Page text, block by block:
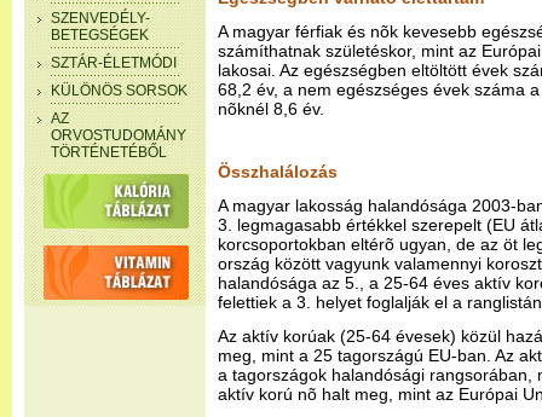
SZENVEDÉLY-
BETEGSÉGEK
SZTÁR-ÉLETMÓDI
KÜLÖNÖS SORSOK
AZ
ORVOSTUDOMÁNY
TÖRTÉNETÉBŐL
A magyar férfiak és nõk kevesebb
számíthatnak születéskor, mint az
lakosai. Az egészségben eltöltött évek
68,2 év, a nem egészséges évek száma
nõknél 8,6 év.
Összhalálozás
A magyar lakosság halandósága 2003-
3. legmagasabb értékkel szerepelt (EU
korcsoportokban eltérõ ugyan, de az öt
ország között vagyunk valamennyi
halandósága az 5., a 25-64 éves aktív
felettiek a 3. helyet foglalják el a
Az aktív korúak (25-64 évesek) közül
meg, mint a 25 tagországú EU-ban. Az
a tagországok halandósági rangsorában,
aktív korú nõ halt meg, mint az Európai